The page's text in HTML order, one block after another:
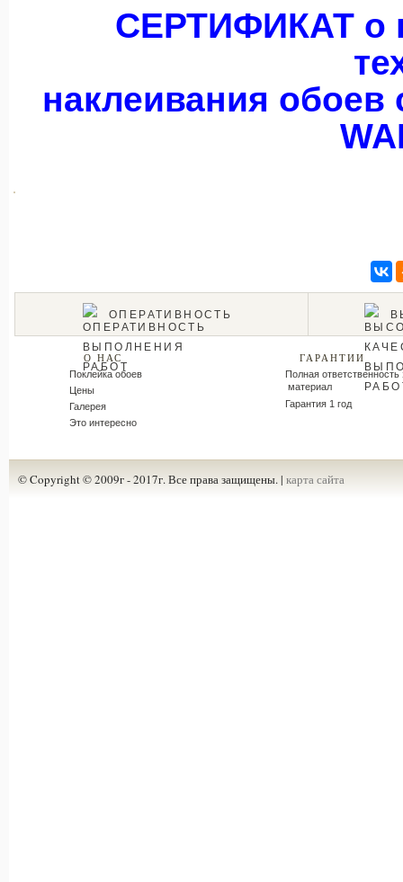
СЕРТИФИКАТ о
наклеивания
ОПЕРАТИВНОСТЬ
О НАС
Поклейка обоев
Цены
Галерея
Это интересно
ГАРАНТИИ
Полная ответственность
материал
Гарантия 1 год
© Copyright © 2009г - 2017г. Все права защищены. | карта сайта